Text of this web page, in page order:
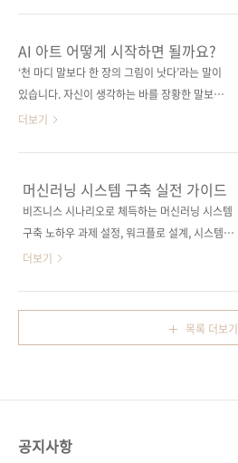
《누구나 할 수 있는 유튜브 돈 벌기 첫걸음》
책으로 만나보실 수 있습니다. 아래에서 저희 제
이펍이 펴낸 전자책 전체 리스트, 꼭 확인해 보세
요! 📱제이펍이 펴낸 전자책 모음 바로가기 [오
직 리디..
이다. 그럴싸한 한 장의 이미지를 만들었다면, 다
음은 콘텐츠에 활용하기 위해 일관성 있는 여러
장의 이미지를 만들 수 있어야 한다. 한 캐릭터에
에서 시간과 날씨만 바꾸는 방법 등 AI 아트를 위
한 테크닉을 익혀 게임, 그림책, 애플리케이션 등
트(가나다순) [교보문고] [도서11번가] [알라
딘] [예스이십사] [인터파크] [쿠팡] 전자책 구
매 사이트(가나다순) [교보문..
AI 아트 어떻게 시작하면 될까요?
‘천 마디 말보다 한 장의 그림이 낫다’라는 말이
있습니다. 자신이 생각하는 바를 장황한 말보다
하나의 그림으로 전달하는 게 효과적이라는 의
다면 불가능한 일입니다. 제가 그린 그림은 무슨
의미인지 아무도 모르더라구요...ㅜㅜ 하지만 세
상이 변했고, 인공지능에 몇 마디 키워드를 입력
구나 자신이 표현하고 싶은 것을 그림으로 표현
할 수 있게 된 것입니다. 미드저니와 니지저니는
키워드(프롬프트)만 입력하면 순식간에 그림이
생성됩니다(그것도 4장씩이나!). 사용자는 포토
습니다. 다만, 이때도..
더보기
머신러닝 시스템 구축 실전 가이드
비즈니스 시나리오로 체득하는 머신러닝 시스템
구축 노하우 과제 설정, 워크플로 설계, 시스템
구축과 개발 등 머신러닝 제품을 실제 비즈니스
과제인지 여부를 판단하고, 디자인 패턴에 따라
팀과 아키텍처를 설정한 다음, 프런트엔드, 백엔
스 과제를 예로 들어 실습한다. 머신러닝 시스템
더보기
목록 더보기
공지사항